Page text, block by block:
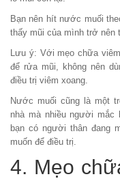
Bạn nên hít nước muối
thấy mũi của mình trở nên
Lưu ý: Với mẹo chữa
để rửa mũi, không nên
điều trị viêm xoang.
Nước muối cũng là một
nhà mà nhiều người mắc
bạn có người thân đang
muốn để điều trị.
4. Mẹo